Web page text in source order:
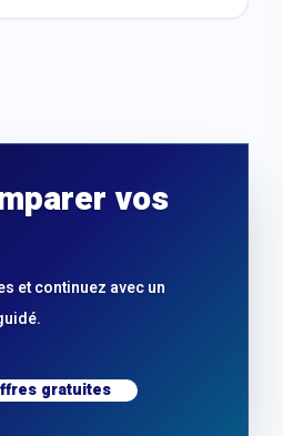
vos
et continuez avec un
gratuites